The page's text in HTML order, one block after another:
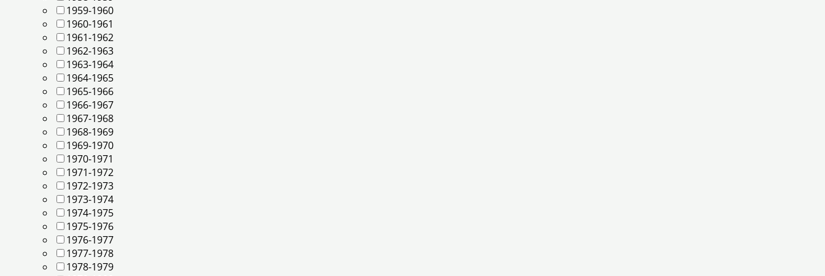
1959-1960
1960-1961
1961-1962
1962-1963
1963-1964
1964-1965
1965-1966
1966-1967
1967-1968
1968-1969
1969-1970
1970-1971
1971-1972
1972-1973
1973-1974
1974-1975
1975-1976
1976-1977
1977-1978
1978-1979